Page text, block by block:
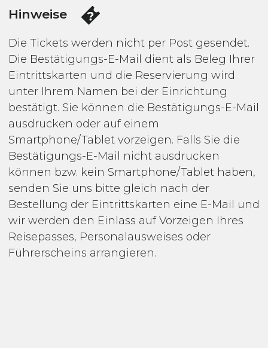
Hinweise
Die Tickets werden nicht per Post gesendet.
Die Bestätigungs-E-Mail dient als Beleg Ihrer
Eintrittskarten und die Reservierung wird
unter Ihrem Namen bei der Einrichtung
bestätigt. Sie können die Bestätigungs-E-Mail
ausdrucken oder auf einem
Smartphone/Tablet vorzeigen. Falls Sie die
Bestätigungs-E-Mail nicht ausdrucken
können bzw. kein Smartphone/Tablet haben,
senden Sie uns bitte gleich nach der
Bestellung der Eintrittskarten eine E-Mail und
wir werden den Einlass auf Vorzeigen Ihres
Reisepasses, Personalausweises oder
Führerscheins arrangieren.